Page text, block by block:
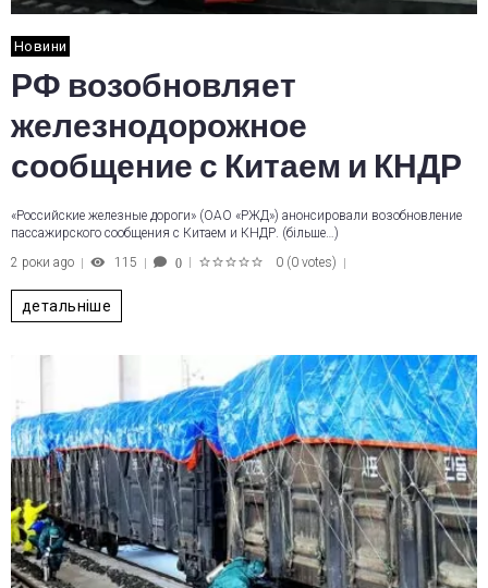
Новини
РФ возобновляет
железнодорожное
сообщение с Китаем и КНДР
«Российские железные дороги» (ОАО «РЖД») анонсировали возобновление
пассажирского сообщения с Китаем и КНДР. (більше…)
2 роки ago
115 0 0 (0 votes)
детальніше